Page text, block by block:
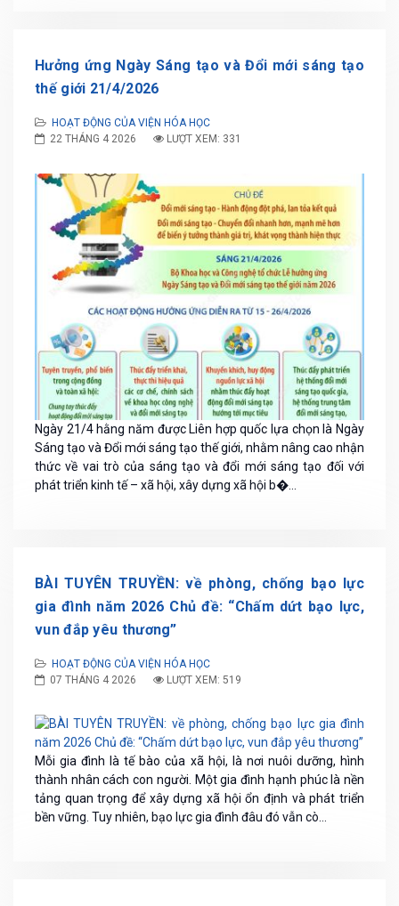
Hưởng ứng Ngày Sáng tạo và Đổi mới sáng tạo
thế giới 21/4/2026
HOẠT ĐỘNG CỦA VIỆN HÓA HỌC
22 THÁNG 4 2026
LƯỢT XEM: 331
Ngày 21/4 hằng năm được Liên hợp quốc lựa chọn là Ngày
Sáng tạo và Đổi mới sáng tạo thế giới, nhằm nâng cao nhận
thức về vai trò của sáng tạo và đổi mới sáng tạo đối với
phát triển kinh tế – xã hội, xây dựng xã hội b�...
BÀI TUYÊN TRUYỀN: về phòng, chống bạo lực
gia đình năm 2026 Chủ đề: “Chấm dứt bạo lực,
vun đắp yêu thương”
HOẠT ĐỘNG CỦA VIỆN HÓA HỌC
07 THÁNG 4 2026
LƯỢT XEM: 519
Mỗi gia đình là tế bào của xã hội, là nơi nuôi dưỡng, hình
thành nhân cách con người. Một gia đình hạnh phúc là nền
tảng quan trọng để xây dựng xã hội ổn định và phát triển
bền vững. Tuy nhiên, bạo lực gia đình đâu đó vẫn cò...